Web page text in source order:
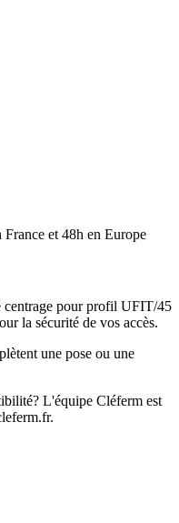
France et 48h en Europe
centrage pour profil UFIT/45
la sécurité de vos accès.
une pose ou une
L'équipe Cléferm est